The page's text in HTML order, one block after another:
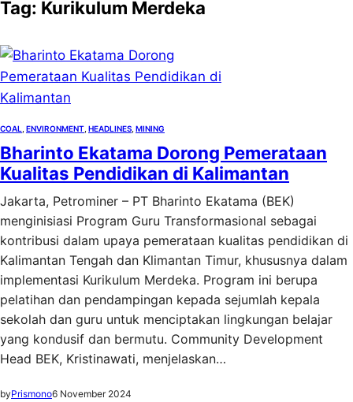
Tag: Kurikulum Merdeka
COAL ENVIRONMENT HEADLINES MINING
Bharinto Ekatama Dorong Pemerataan
Kualitas Pendidikan di Kalimantan
Jakarta, Petrominer – PT Bharinto Ekatama (BEK)
menginisiasi Program Guru Transformasional sebagai
kontribusi dalam upaya pemerataan kualitas pendidikan di
Kalimantan Tengah dan Klimantan Timur, khususnya dalam
implementasi Kurikulum Merdeka. Program ini berupa
pelatihan dan pendampingan kepada sejumlah kepala
sekolah dan guru untuk menciptakan lingkungan belajar
yang kondusif dan bermutu. Community Development
Head BEK, Kristinawati, menjelaskan…
byPrismono6 November 2024